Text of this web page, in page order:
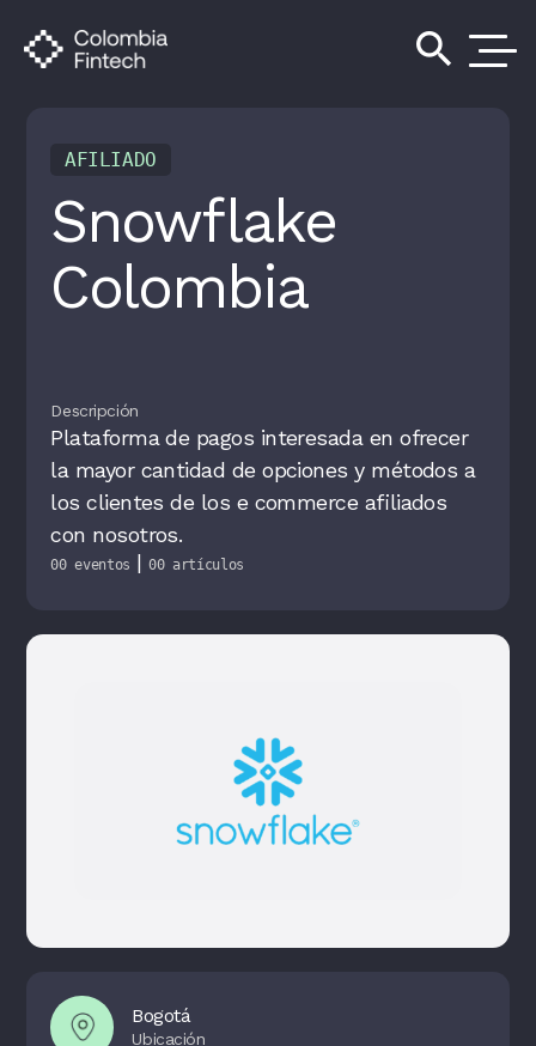
search
Bogotá
AFILIADO
Snowflake
Colombia
Descripción
Plataforma de pagos interesada en ofrecer
la mayor cantidad de opciones y métodos a
los clientes de los e commerce afiliados
con nosotros.
00 eventos |00 artículos